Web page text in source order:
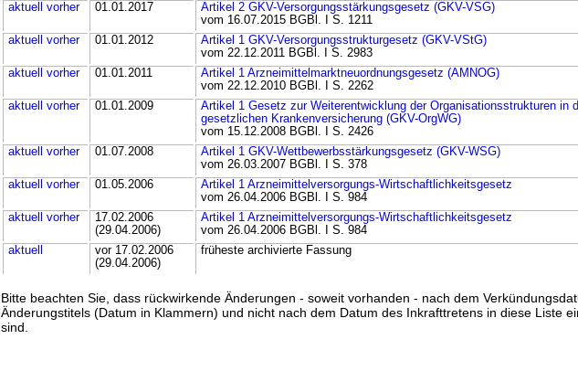
aktuell
vorher 01.01.2017
Artikel 2 GKV-Versorgungsstärkungsgesetz (GKV-VSG)
vom 16.07.2015 BGBl. I S. 1211
aktuell
vorher 01.01.2012
Artikel 1 GKV-Versorgungsstrukturgesetz (GKV-VStG)
vom 22.12.2011 BGBl. I S. 2983
aktuell
vorher 01.01.2011
Artikel 1 Arzneimittelmarktneuordnungsgesetz (AMNOG)
vom 22.12.2010 BGBl. I S. 2262
aktuell
vorher 01.01.2009
Artikel 1 Gesetz zur Weiterentwicklung der Organisationsstrukturen in
gesetzlichen Krankenversicherung (GKV-OrgWG)
vom 15.12.2008 BGBl. I S. 2426
aktuell
vorher 01.07.2008
Artikel 1 GKV-Wettbewerbsstärkungsgesetz (GKV-WSG)
vom 26.03.2007 BGBl. I S. 378
aktuell
vorher 01.05.2006
Artikel 1 Arzneimittelversorgungs-Wirtschaftlichkeitsgesetz
vom 26.04.2006 BGBl. I S. 984
aktuell
vorher
17.02.2006
(29.04.2006)
Artikel 1 Arzneimittelversorgungs-Wirtschaftlichkeitsgesetz
vom 26.04.2006 BGBl. I S. 984
aktuell
vor 17.02.2006
(29.04.2006)
früheste archivierte Fassung
Bitte beachten Sie, dass rückwirkende Änderungen - soweit vorhanden - nach dem
Änderungstitels (Datum in Klammern) und nicht nach dem Datum des Inkrafttretens in diese Liste
sind.